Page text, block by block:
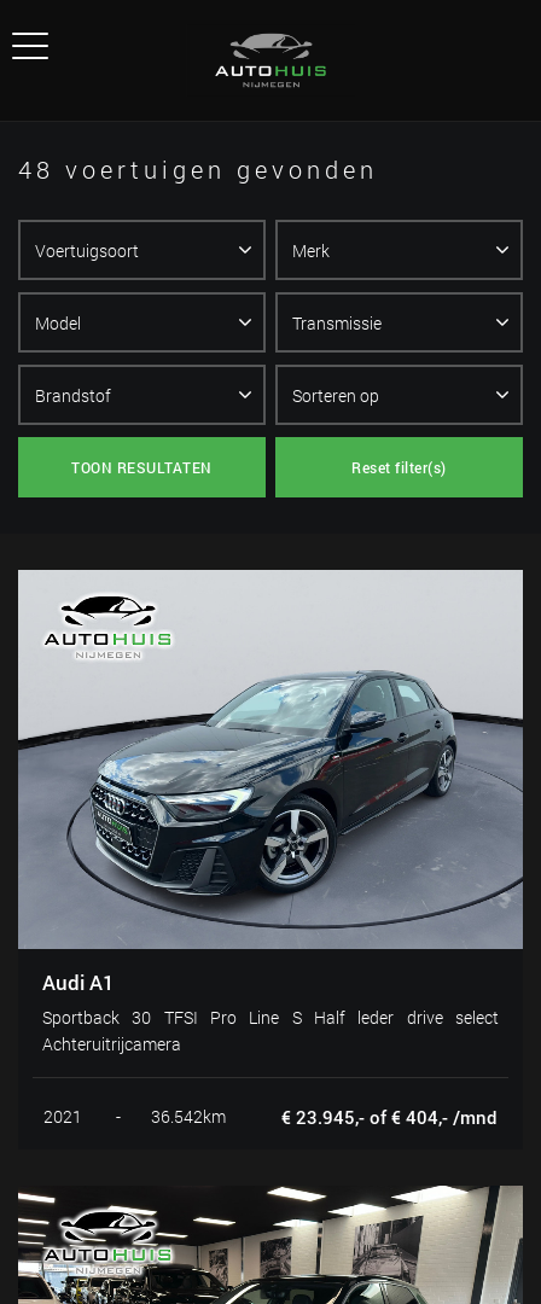
48 voertuigen gevonden
TOON RESULTATEN Reset filter(s)
Audi A1
Sportback 30 TFSI Pro Line S Half leder drive select
Achteruitrijcamera
2021 - 36.542km € 23.945,- of € 404,- /mnd